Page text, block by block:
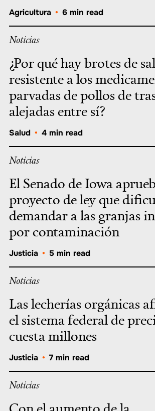
Agricultura • 6 min read
Noticias
¿Por qué hay brotes de
resistente a los
parvadas de pollos de
alejadas entre sí?
Salud • 4 min read
Noticias
El Senado de Iowa
proyecto de ley que
demandar a las granjas
por contaminación
Justicia • 5 min read
Noticias
Las lecherías orgánicas
el sistema federal de
cuesta millones
Justicia • 7 min read
Noticias